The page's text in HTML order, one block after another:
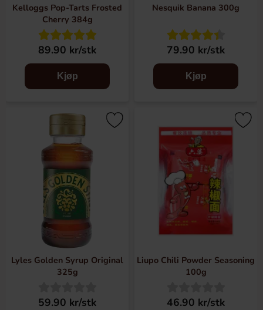
Kelloggs Pop-Tarts Frosted
Cherry 384g
89.90 kr/stk
Kjøp
Nesquik Banana 300g
79.90 kr/stk
Kjøp
Lyles Golden Syrup Original
325g
59.90 kr/stk
Liupo Chili Powder Seasoning
100g
46.90 kr/stk